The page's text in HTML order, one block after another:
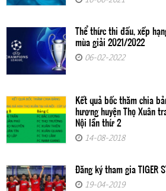
Thể thức thi đấu, xếp
mùa giải 2021/2022
06-02-2022
Kết quả bốc thăm chia
hương huyện Thọ Xuân
Nội lần thứ 2
14-08-2018
Đăng ký tham gia TIGER
19-04-2019